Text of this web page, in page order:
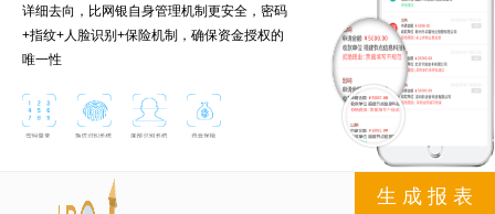
详细去向，比网银自身管理机制更安全，密码
+指纹+人脸识别+保险机制，确保资金授权的
唯一性
生 成 报 表